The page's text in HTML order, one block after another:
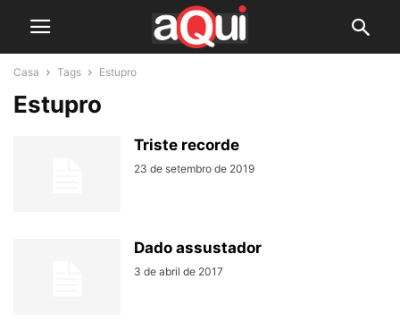
Casa Tags Estupro
Estupro
Triste recorde
23 de setembro de 2019
Dado assustador
3 de abril de 2017